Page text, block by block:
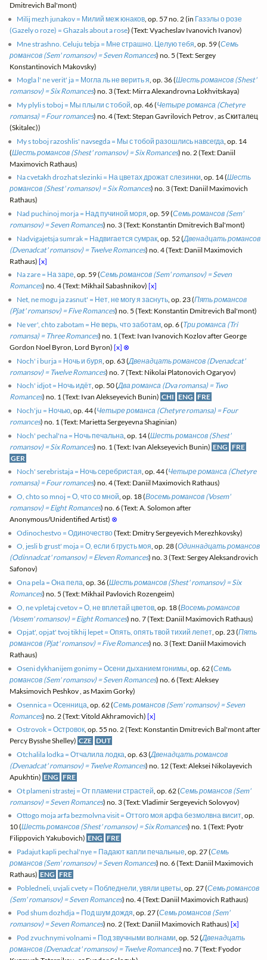
Dmitrevich Bal'mont)
Milij mezh junakov = Милий меж юнаков, op. 57 no. 2 (in Газэлы о розе
(Gazely o roze) = Ghazals about a rose) (Text: Vyacheslav Ivanovich Ivanov)
Mne strashno. Celuju tebja = Мне страшно. Целую тебя , op. 59 (Семь
романсов (Sem' romansov) = Seven Romances) no. 5 (Text: Sergey
Konstantinovich Makovsky)
Mogla l' ne verit' ja = Могла ль не верить я, op. 36 (Шесть романсов (Shest'
romansov) = Six Romances) no. 3 (Text: Mirra Alexandrovna Lokhvitskaya)
My plyli s toboj = Мы плыли с тобой, op. 46 (Четыре романса (Chetyre
romansa) = Four romances) no. 4 (Text: Stepan Gavrilovich Petrov , as Скиталец
(Skitalec))
My s toboj razoshlis' navsegda = Мы с тобой разошлись навсегда , op. 14
(Шесть романсов (Shest' romansov) = Six Romances) no. 2 (Text: Daniil
Maximovich Rathaus)
Na cvetakh drozhat slezinki = На цветах дрожат слезинки, op. 14 (Шесть
романсов (Shest' romansov) = Six Romances) no. 3 (Text: Daniil Maximovich
Rathaus)
Nad puchinoj morja = Над пучиной моря, op. 59 (Семь романсов (Sem'
romansov) = Seven Romances) no. 3 (Text: Konstantin Dmitrevich Bal'mont)
Nadvigajetsja sumrak = Надвигается сумрак , op. 52 (Двенадцать романсов
(Dvenadcat' romansov) = Twelve Romances) no. 4 (Text: Daniil Maximovich
Rathaus)[x]
Na zare = На заре, op. 59 (Семь романсов (Sem' romansov) = Seven
Romances) no. 4 (Text: Mikhail Sabashnikov)[x]
Net, ne mogu ja zasnut' = Нет, не могу я заснуть, op. 23 (Пять романсов
(Pjat' romansov) = Five Romances) no. 5 (Text: Konstantin Dmitrevich Bal'mont)
Ne ver', chto zabotam = Не верь, что заботам , op. 6 (Три романса (Tri
romansa) = Three Romances) no. 1 (Text: Ivan Ivanovich Kozlov after George
Gordon Noel Byron, Lord Byron)[x] ⊗
Noch' i burja = Ночь и буря , op. 63 (Двенадцать романсов (Dvenadcat'
romansov) = Twelve Romances) no. 7 (Text: Nikolai Platonovich Ogaryov)
Noch' idjot = Ночь идёт, op. 50 (Два романса (Dva romansa) = Two
Romances) no. 1 (Text: Ivan Alekseyevich Bunin) CHI ENG FRE
Noch'ju = Ночью , op. 44 (Четыре романса (Chetyre romansa) = Four
romances) no. 1 (Text: Marietta Sergeyevna Shaginian)
Noch' pechal'na = Ночь печальна , op. 14 (Шесть романсов (Shest'
romansov) = Six Romances) no. 1 (Text: Ivan Alekseyevich Bunin) ENG FRE
GER
Noch' serebristaja = Ночь серебристая, op. 44 (Четыре романса (Chetyre
romansa) = Four romances) no. 4 (Text: Daniil Maximovich Rathaus)
O, chto so mnoj = О, что со мной , op. 18 (Восемь романсов (Vosem'
romansov) = Eight Romances) no. 6 (Text: A. Solomon after
Anonymous/Unidentified Artist) ⊗
Odinochestvo = Одиночество(Text: Dmitry Sergeyevich Merezhkovsky)
O, jesli b grust' moja = О, если б грусть моя, op. 28 (Одиннадцать романсов
(Odinnadcat' romansov) = Eleven Romances) no. 3 (Text: Sergey Aleksandrovich
Safonov)
Ona pela = Она пела , op. 36 (Шесть романсов (Shest' romansov) = Six
Romances) no. 5 (Text: Mikhail Pavlovich Rozengeim)
O, ne vpletaj cvetov = О, не вплетай цветов , op. 18 (Восемь романсов
(Vosem' romansov) = Eight Romances) no. 7 (Text: Daniil Maximovich Rathaus)
Opjat', opjat' tvoj tikhij lepet = Опять, опять твой тихий лепет, op. 23 (Пять
романсов (Pjat' romansov) = Five Romances) no. 3 (Text: Daniil Maximovich
Rathaus)
Oseni dykhanijem gonimy = Осени дыханием гонимы , op. 62 (Семь
романсов (Sem' romansov) = Seven Romances) no. 6 (Text: Aleksey
Maksimovich Peshkov , as Maxim Gorky)
Osennica = Осенница , op. 62 (Семь романсов (Sem' romansov) = Seven
Romances) no. 2 (Text: Vitold Akhramovich)[x]
Ostrovok = Островок, op. 55 no. 2 (Text: Konstantin Dmitrevich Bal'mont after
Percy Bysshe Shelley) CZE DUT
Otchalila lodka = Отчалила лодка , op. 63 (Двенадцать романсов
(Dvenadcat' romansov) = Twelve Romances) no. 12 (Text: Aleksei Nikolayevich
Apukhtin) ENG FRE
Ot plameni strastej = От пламени страстей , op. 62 (Семь романсов (Sem'
romansov) = Seven Romances) no. 3 (Text: Vladimir Sergeyevich Solovyov)
Ottogo moja arfa bezmolvna visit = Оттого моя арфа безмолвна висит, op.
10 (Шесть романсов (Shest' romansov) = Six Romances) no. 1 (Text: Pyotr
Filippovich Yakubovich) ENG FRE
Padajut kapli pechal'nye = Падают капли печальные , op. 27 (Семь
романсов (Sem' romansov) = Seven Romances) no. 6 (Text: Daniil Maximovich
Rathaus) ENG FRE
Pobledneli, uvjali cvety = Побледнели, увяли цветы , op. 27 (Семь романсов
(Sem' romansov) = Seven Romances) no. 4 (Text: Daniil Maximovich Rathaus)
Pod shum dozhdja = Под шум дождя, op. 27 (Семь романсов (Sem'
romansov) = Seven Romances) no. 2 (Text: Daniil Maximovich Rathaus)[x]
Pod zvuchnymi volnami = Под звучными волнами , op. 52 (Двенадцать
романсов (Dvenadcat' romansov) = Twelve Romances) no. 7 (Text: Fyodor